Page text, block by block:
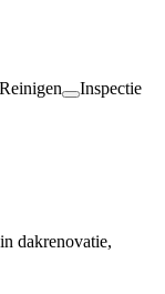
Reinigen Inspectie
dakrenovatie,